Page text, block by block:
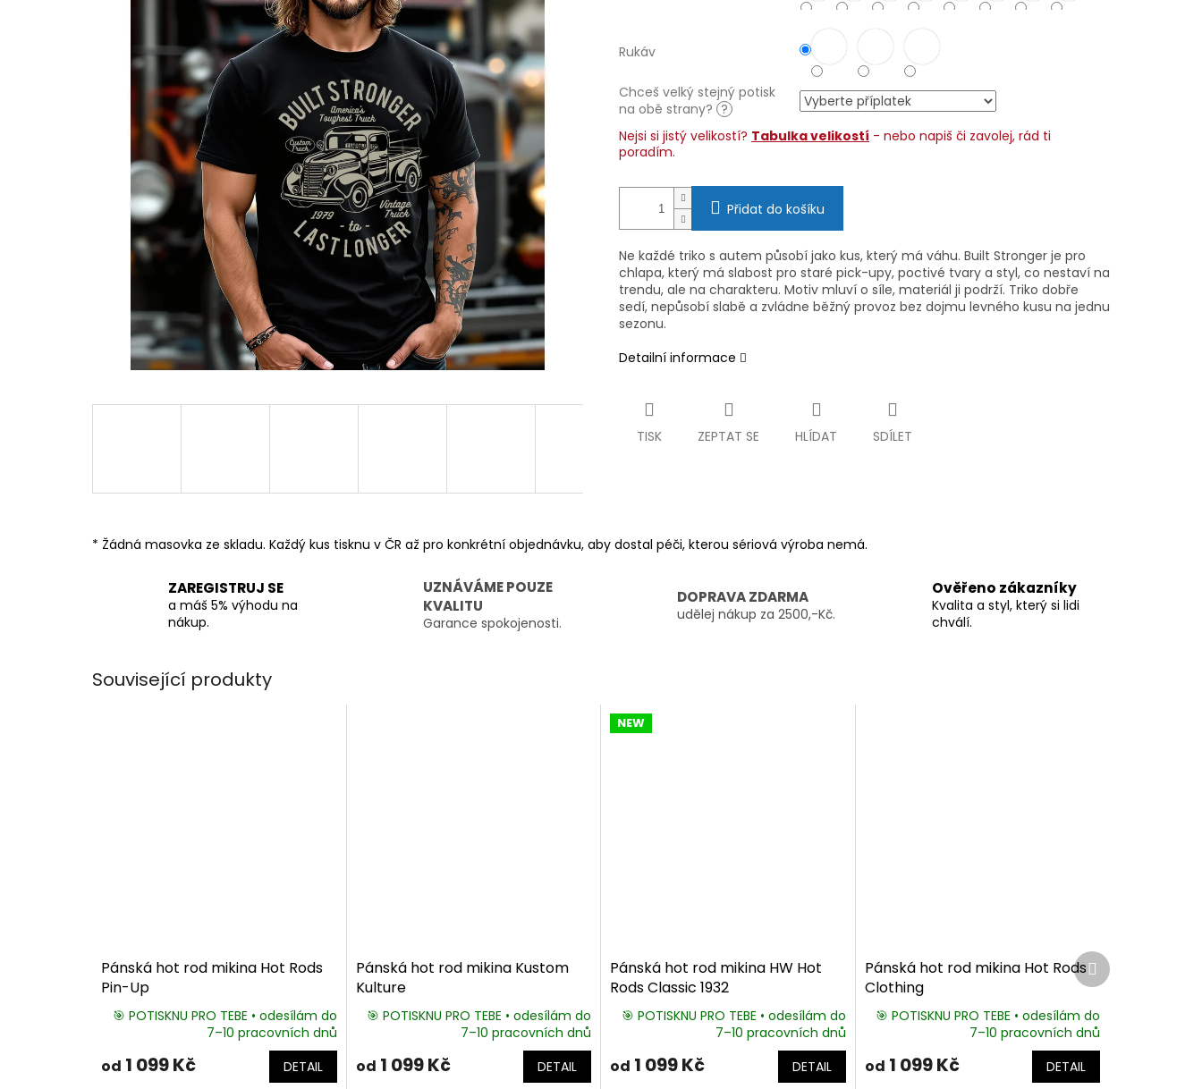
Rukáv
Chceš velký stejný potisk
na obě strany? ?
Nejsi si jistý velikostí? Tabulka velikostí - nebo napiš či zavolej, rád ti
poradím.
Přidat do košíku
Ne každé triko s autem působí jako kus, který má váhu. Built Stronger je pro
chlapa, který má slabost pro staré pick-upy, poctivé tvary a styl, co nestaví na
trendu, ale na charakteru. Motiv mluví o síle, materiál ji podrží. Triko dobře
sedí, nepůsobí slabě a zvládne běžný provoz bez dojmu levného kusu na jednu
sezonu.
Detailní informace
TISK ZEPTAT SE HLÍDAT SDÍLET
* Žádná masovka ze skladu. Každý kus tisknu v ČR až pro konkrétní objednávku, aby dostal péči, kterou sériová výroba nemá.
ZAREGISTRUJ SE
a máš 5% výhodu na
nákup.
UZNÁVÁME POUZE
KVALITU
Garance spokojenosti.
DOPRAVA ZDARMA
udělej nákup za 2500,-Kč.
Ověřeno zákazníky
Kvalita a styl, který si lidi
chválí.
Související produkty
Pánská hot rod mikina Hot Rods
Pin-Up
🎯 POTISKNU PRO TEBE • odesílám do
7–10 pracovních dnů
od 1 099 Kč DETAIL
Pánská hot rod mikina Kustom
Kulture
🎯 POTISKNU PRO TEBE • odesílám do
7–10 pracovních dnů
od 1 099 Kč DETAIL
NEW
Pánská hot rod mikina HW Hot
Rods Classic 1932
🎯 POTISKNU PRO TEBE • odesílám do
7–10 pracovních dnů
od 1 099 Kč DETAIL
Pánská hot rod mikina Hot Rods
Clothing
🎯 POTISKNU PRO TEBE • odesílám do
7–10 pracovních dnů
od 1 099 Kč DETAIL
Další
produkt